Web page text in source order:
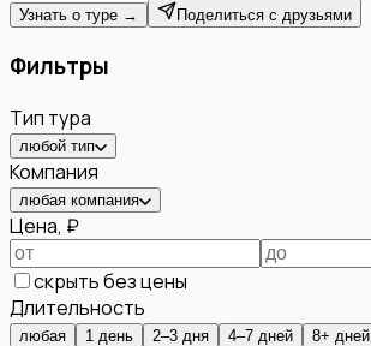
Узнать о туре → Поделиться с друзьями
Фильтры
Тип тура
любой тип
Компания
любая компания
Цена, ₽
скрыть без цены
Длительность
любая 1 день 2–3 дня 4–7 дней 8+ дней